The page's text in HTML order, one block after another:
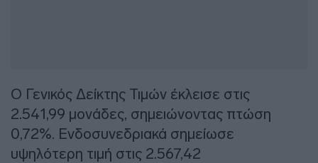
O Γενικός Δείκτης Τιμών έκλεισε στις
2.541,99 μονάδες, σημειώνοντας πτώση
0,72%. Ενδοσυνεδριακά σημείωσε
υψηλότερη τιμή στις 2.567,42